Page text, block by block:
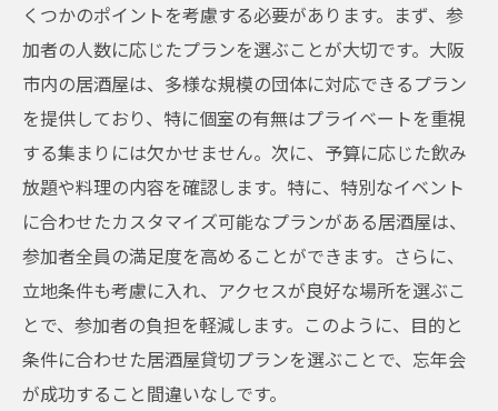
大阪市の個室居酒屋で感じる親密な雰囲気
プライバシー重視の居酒屋を探すコツ
個室居酒屋で忘年会を楽しむための準備
居酒屋個室で過ごす特別な時間の魅力
個室居酒屋で忘年会が成功する理由
幹事必見大阪市の居酒屋で特別な忘年会を実現
する方法
幹事が押さえておくべき居酒屋選びのポイ
ント
特別な忘年会を演出する居酒屋の選び方
大阪市の居酒屋で忘年会を成功させるコツ
くつかのポイントを考慮する必要があります。まず、参
加者の人数に応じたプランを選ぶことが大切です。大阪
市内の居酒屋は、多様な規模の団体に対応できるプラン
を提供しており、特に個室の有無はプライベートを重視
する集まりには欠かせません。次に、予算に応じた飲み
放題や料理の内容を確認します。特に、特別なイベント
に合わせたカスタマイズ可能なプランがある居酒屋は、
参加者全員の満足度を高めることができます。さらに、
立地条件も考慮に入れ、アクセスが良好な場所を選ぶこ
とで、参加者の負担を軽減します。このように、目的と
条件に合わせた居酒屋貸切プランを選ぶことで、忘年会
が成功すること間違いなしです。